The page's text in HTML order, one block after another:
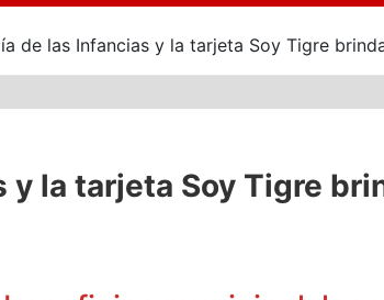
de las Infancias y la tarjeta Soy Tigre
y la tarjeta Soy Tigre